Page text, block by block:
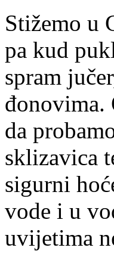
Stižemo u
pa kud
spram
đonovima.
da
sklizavica
sigurni
vode i u
uvijetima